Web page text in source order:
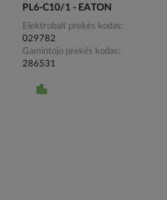
PL6-C10/1 - EATON
Elektrobalt prekės kodas
029782
Gamintojo prekės kodas
286531